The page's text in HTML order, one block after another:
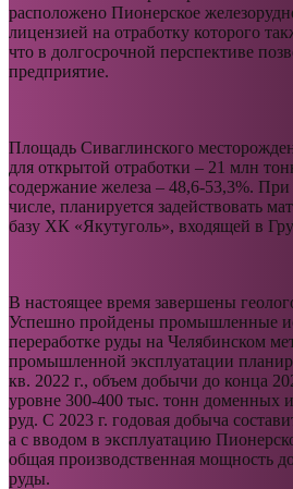
расположено Пионерское
лицензией на отработку которого
что в долгосрочной перспективе
предприятие.
Площадь Сиваглинского
для открытой отработки – 21 млн
содержание железа – 48,6-53,3%.
числе, планируется задействовать
базу ХК «Якутуголь», входящей в
В настоящее время завершены
Успешно пройдены промышленные
переработке руды на Челябинском
промышленной эксплуатации
кв. 2022 г., объем добычи до конца
уровне 300-400 тыс. тонн доменных
руд. С 2023 г. годовая добыча
а с вводом в эксплуатацию
общая производственная мощность
руды.